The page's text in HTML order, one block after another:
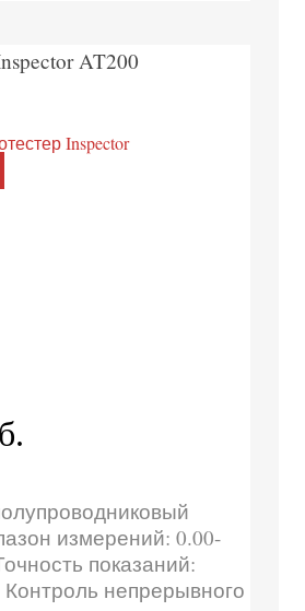
AT200
измерений: 0.00-
показаний:
непрерывного